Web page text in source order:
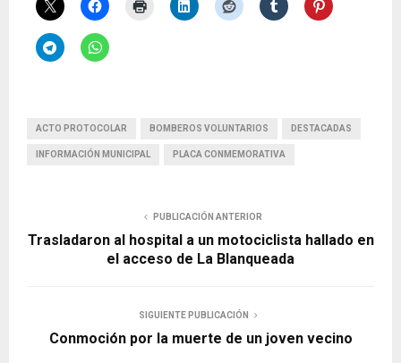
ACTO PROTOCOLAR BOMBEROS VOLUNTARIOS DESTACADAS
INFORMACIÓN MUNICIPAL PLACA CONMEMORATIVA
PUBLICACIÓN ANTERIOR
Trasladaron al hospital a un motociclista hallado en
el acceso de La Blanqueada
SIGUIENTE PUBLICACIÓN
Conmoción por la muerte de un joven vecino